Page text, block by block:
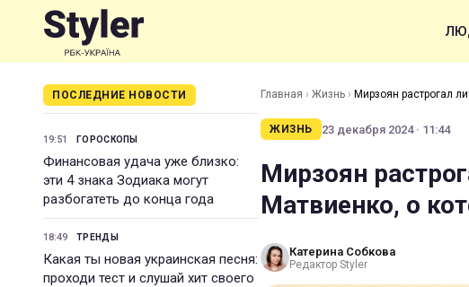
ПОСЛЕДНИЕ НОВОСТИ
19:51 ГОРОСКОПЫ
Финансовая удача уже близко:
эти 4 знака Зодиака могут
разбогатеть до конца года
18:49 ТРЕНДЫ
Какая ты новая украинская песня:
проходи тест и слушай хит своего
Главная › Жизнь › Мирзоян растрогал
ЖИЗНЬ 23 декабря 2024 · 11:44
Мирзоян
Матвиенко, о
Катерина Собкова
Редактор Styler